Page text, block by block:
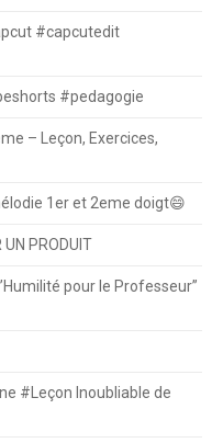
#capcutedit
#pedagogie
– Leçon, Exercices,
1er et 2eme doigt😄
UN PRODUIT
pour le Professeur”
#Leçon Inoubliable de